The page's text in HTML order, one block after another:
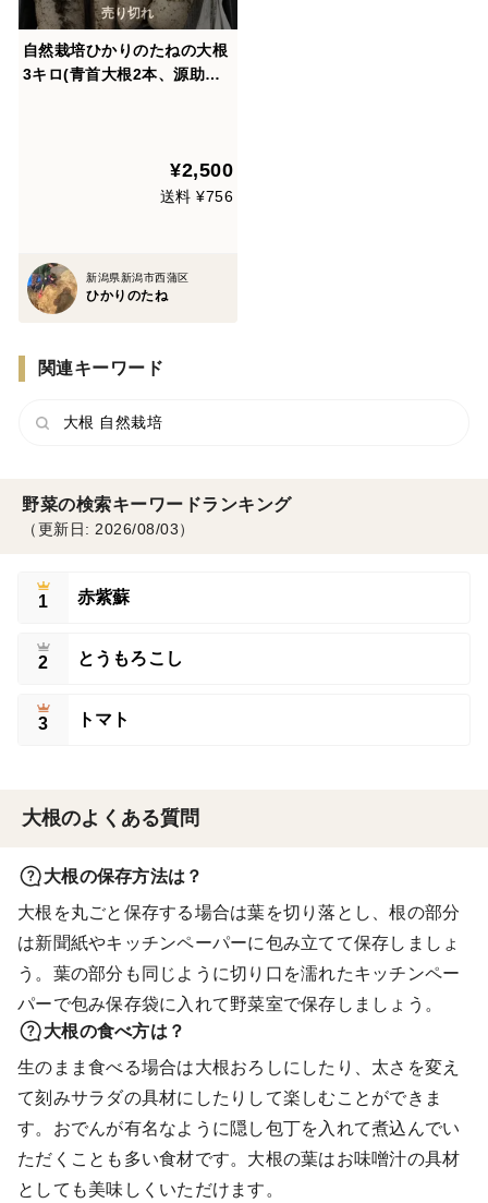
自然栽培ひかりのたねの大根
3キロ(青首大根2本、源助大
¥2,500
送料 ¥756
新潟県新潟市西蒲区
ひかりのたね
関連キーワード
大根 自然栽培
野菜の検索キーワードランキング
（更新日: 2026/08/03）
1 赤紫蘇
2 とうもろこし
3 トマト
大根のよくある質問
大根の保存方法は？
大根を丸ごと保存する場合は葉を切り落とし、根の部分
は新聞紙やキッチンペーパーに包み立てて保存しましょ
う。葉の部分も同じように切り口を濡れたキッチンペー
パーで包み保存袋に入れて野菜室で保存しましょう。
大根の食べ方は？
生のまま食べる場合は大根おろしにしたり、太さを変え
て刻みサラダの具材にしたりして楽しむことができま
す。おでんが有名なように隠し包丁を入れて煮込んでい
ただくことも多い食材です。大根の葉はお味噌汁の具材
としても美味しくいただけます。